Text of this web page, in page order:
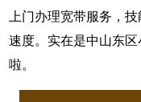
上门办理宽带服务，
速度。实在是中山东
啦。